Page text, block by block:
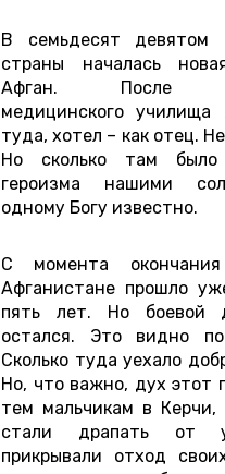
В семьдесят девятом
страны началась
Афган. После
медицинского училища
туда, хотел – как отец.
Но сколько там было
героизма нашими
одному Богу известно.
С момента
Афганистане прошло
пять лет. Но боевой
остался. Это видно
Сколько туда уехало
Но, что важно, дух этот
тем мальчикам в Керчи,
стали драпать от
прикрывали отход